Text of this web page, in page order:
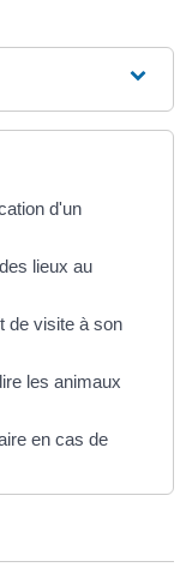
d'un
lieux au
de visite à son
les animaux
en cas de